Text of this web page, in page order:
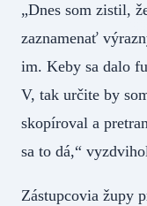
„Dnes som zistil,
zaznamenať
im. Keby sa dalo
V, tak určite by
skopíroval a
sa to dá,“
Zástupcovia župy